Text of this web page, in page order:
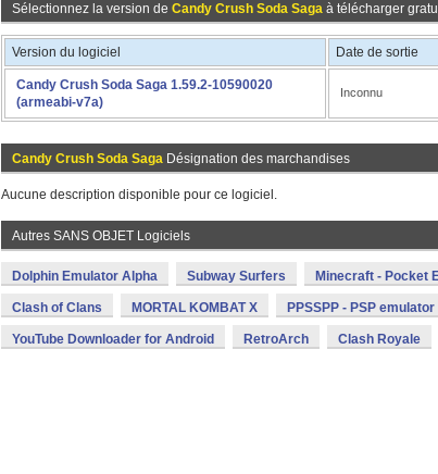
Sélectionnez la version de Candy Crush Soda Saga à télécharger
Version du logiciel Date de sortie
Candy Crush Soda Saga 1.59.2-10590020
(armeabi-v7a)
Inconnu
Candy Crush Soda Saga Désignation des marchandises
Aucune description disponible pour ce logiciel.
Autres SANS OBJET Logiciels
Dolphin Emulator Alpha Subway Surfers Minecraft - Pocket
Clash of Clans MORTAL KOMBAT X PPSSPP - PSP emulator
YouTube Downloader for Android RetroArch Clash Royale